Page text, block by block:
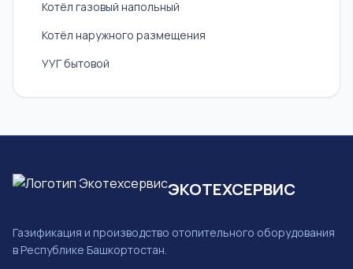
Котёл газовый напольный
Котёл наружного размещения
УУГ бытовой
ЭКОТЕХСЕРВИС
Газификация и производство отопительного оборудования
в Республике Башкортостан.